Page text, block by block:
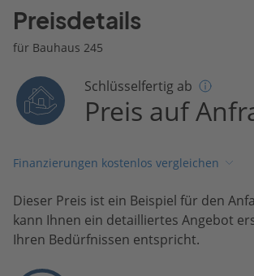
Preisdetails
für Bauhaus 245
Schlüsselfertig ab
Preis auf
Finanzierungen kostenlos vergleichen
Dieser Preis ist ein Beispiel für den
kann Ihnen ein detailliertes Angebot
Ihren Bedürfnissen entspricht.